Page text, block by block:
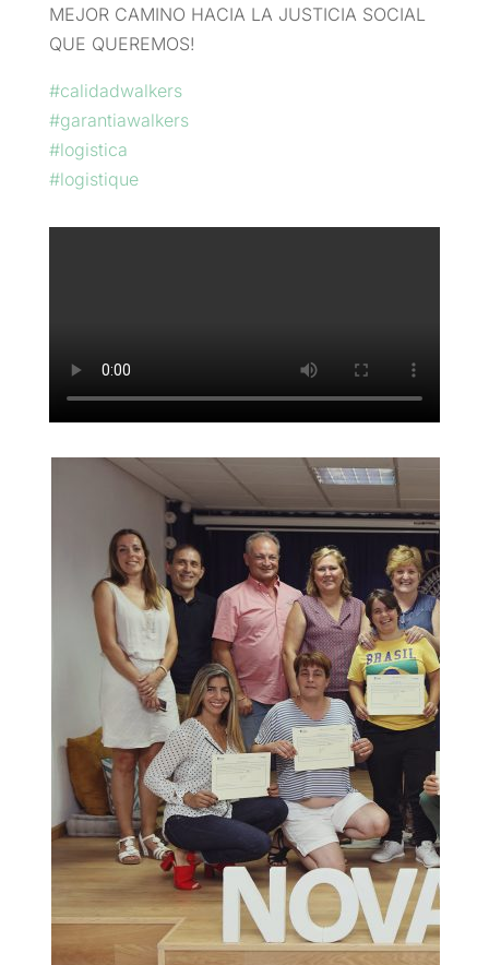
MEJOR CAMINO HACIA LA JUSTICIA SOCIAL
QUE QUEREMOS!
#calidadwalkers
#garantiawalkers
#logistica
#logistique